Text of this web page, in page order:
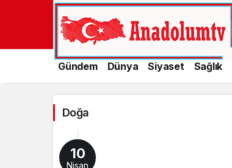
Doğa
Gündem Dünya Siyaset Sağlık
Doğa
10
Nisan